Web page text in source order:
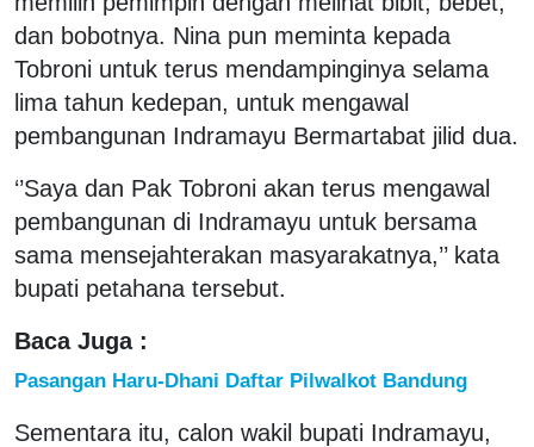
dan bobotnya. Nina pun meminta kepada
Tobroni untuk terus mendampinginya selama
lima tahun kedepan, untuk mengawal
pembangunan Indramayu Bermartabat jilid dua.
‘’Saya dan Pak Tobroni akan terus mengawal
pembangunan di Indramayu untuk bersama
sama mensejahterakan masyarakatnya,’’ kata
bupati petahana tersebut.
Baca Juga :
Pasangan Haru-Dhani Daftar Pilwalkot Bandung
Sementara itu, calon wakil bupati Indramayu,